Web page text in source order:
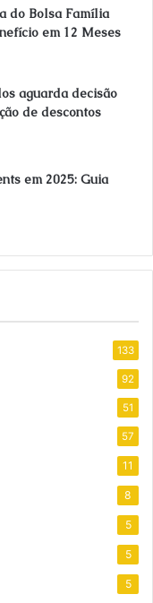
do Bolsa Família
em 12 Meses
aguarda decisão
de descontos
em 2025: Guia
133
92
51
57
11
8
5
5
5